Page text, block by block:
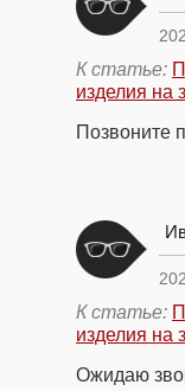
К статье:
изделия на
Позвоните
К статье:
изделия на
Ожидаю